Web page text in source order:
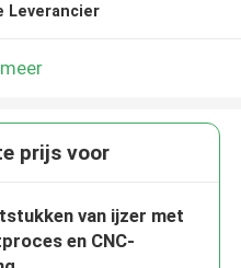
Leverancier
prijs voor
van ijzer met
en CNC-